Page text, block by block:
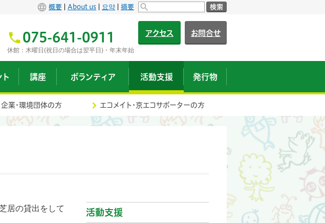
概要 About us 요약 摘要 検索
075-641-0911
休館：木曜日(祝日の場合は翌平日)・年末年始
アクセス お問合せ
ト 講座 ボランティア 活動支援 発行物
企業・環境団体の方 エコメイト・京エコサポーターの方
居の貸出をして
活動支援